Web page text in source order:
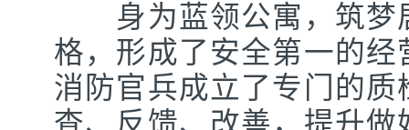
身为蓝领公寓，筑梦
格，形成了安全第一的
消防官兵成立了专门的